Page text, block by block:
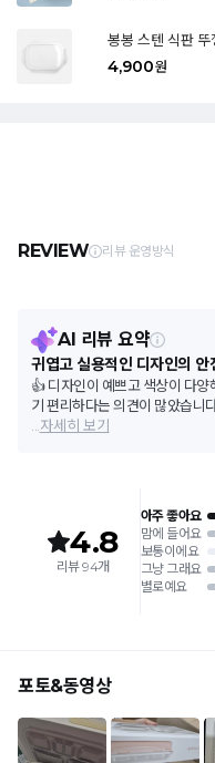
봉봉 스텐 식판 뚜
4,900원